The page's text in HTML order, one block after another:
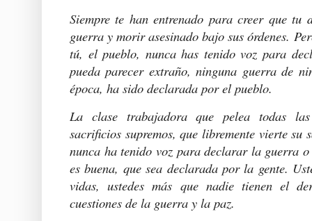
Siempre te han entrenado para creer que
guerra y morir asesinado bajo sus órdenes.
tú, el pueblo, nunca has tenido voz para
pueda parecer extraño, ninguna guerra de
época, ha sido declarada por el pueblo.
La clase trabajadora que pelea todas
sacrificios supremos, que libremente vierte su
nunca ha tenido voz para declarar la guerra
es buena, que sea declarada por la gente.
vidas, ustedes más que nadie tienen el
cuestiones de la guerra y la paz.